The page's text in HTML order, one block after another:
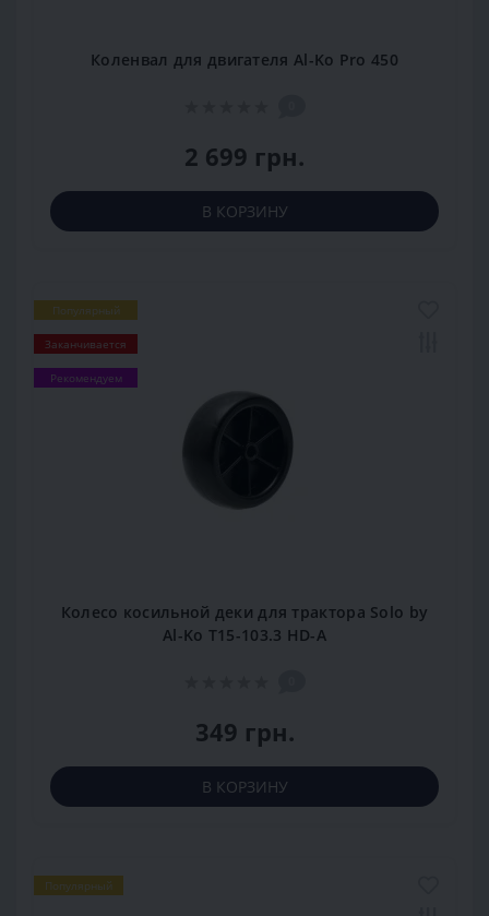
Коленвал для двигателя Al-Ko Pro 450
2 699 грн.
В КОРЗИНУ
Популярный
Заканчивается
Рекомендуем
Колесо косильной деки для трактора Solo by
Al-Ko T15-103.3 HD-A
349 грн.
В КОРЗИНУ
Популярный